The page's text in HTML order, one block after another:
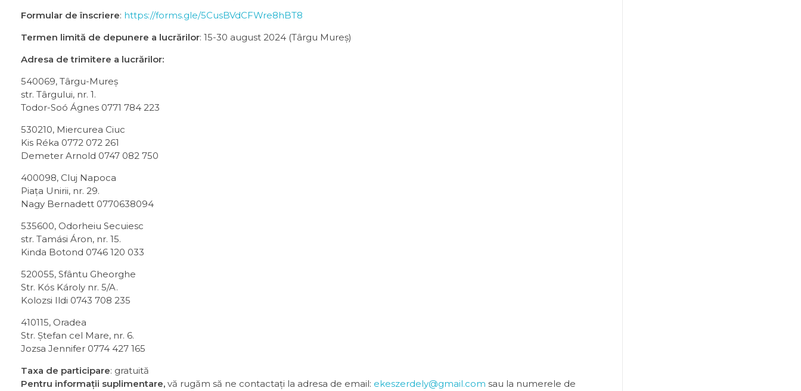
Formular de înscriere: https://forms.gle/5CusBVdCFWre8hBT8
Termen limită de depunere a lucrărilor: 15-30 august 2024 (Târgu Mureș)
Adresa de trimitere a lucrărilor:
540069, Târgu-Mureș
str. Târgului, nr. 1.
Todor-Soó Ágnes 0771 784 223
530210, Miercurea Ciuc
Kis Réka 0772 072 261
Demeter Arnold 0747 082 750
400098, Cluj Napoca
Piața Unirii, nr. 29.
Nagy Bernadett 0770638094
535600, Odorheiu Secuiesc
str. Tamási Áron, nr. 15.
Kinda Botond 0746 120 033
520055, Sfântu Gheorghe
Str. Kós Károly nr. 5/A.
Kolozsi Ildi 0743 708 235
410115, Oradea
Str. Ștefan cel Mare, nr. 6.
Jozsa Jennifer 0774 427 165
Taxa de participare: gratuită
Pentru informații suplimentare, vă rugăm să ne contactați la adresa de email: ekeszerdely@gmail.com sau la numerele de